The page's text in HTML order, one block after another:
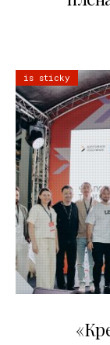
is sticky